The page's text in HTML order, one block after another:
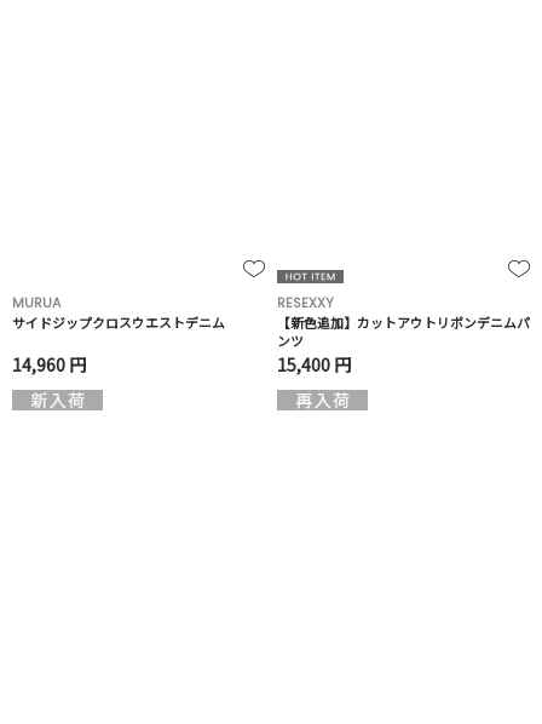
MURUA
サイドジップクロスウエストデニム
14,960 円
RESEXXY
【新色追加】カットアウトリボンデニムパ
ンツ
15,400 円